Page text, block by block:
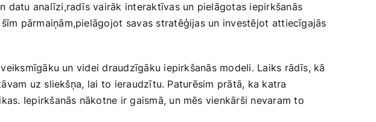
datu analīzi,radīs vairāk interaktīvas un pielāgotas iepirkšanās
pārmaiņām,pielāgojot ⁣savas stratēģijas un ‌investējot ⁢attiecīgajās
un videi ‌draudzīgāku iepirkšanās modeli. Laiks rādīs,‌ kā
uz sliekšņa, lai ⁣to ieraudzītu. Paturēsim prātā, ka katra
Iepirkšanās nākotne ‍ir gaismā, un mēs vienkārši nevaram to